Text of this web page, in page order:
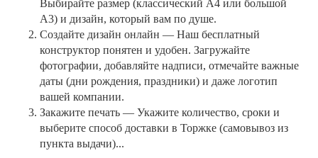
Выбирайте размер (классический A4 или большой
A3) и дизайн, который вам по душе.
Создайте дизайн онлайн — Наш бесплатный
конструктор понятен и удобен. Загружайте
фотографии, добавляйте надписи, отмечайте важные
даты (дни рождения, праздники) и даже логотип
вашей компании.
Закажите печать — Укажите количество, сроки и
выберите способ доставки в Торжке (самовывоз из
пункта выдачи)...